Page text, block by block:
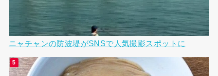
ニャチャンの防波堤がSNSで人気撮影スポットに